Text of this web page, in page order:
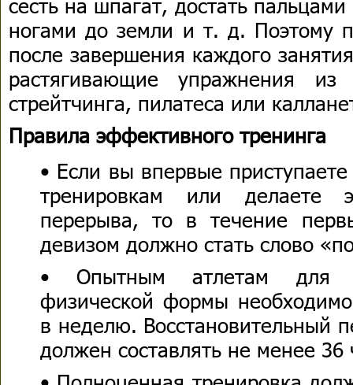
ногами до земли и т. д. Поэтому
после завершения каждого
растягивающие упражнения из
стрейтчинга, пилатеса или
Правила эффективного тренинга
• Если вы впервые
тренировкам или делаете
перерыва, то в течение
девизом должно стать слово
• Опытным атлетам для
физической формы
в неделю. Восстановительный
должен составлять не менее 36